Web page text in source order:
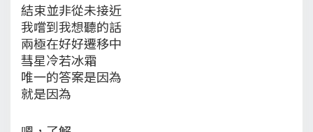
結束並非從未接近
我嚐到我想聽的話
兩極在好好遷移中
彗星冷若冰霜
唯一的答案是因為
就是因為